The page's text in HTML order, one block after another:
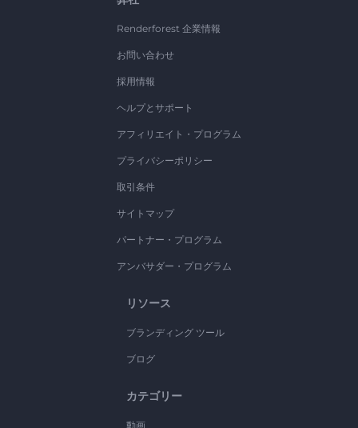
Renderforest 企業情報
お問い合わせ
採用情報
ヘルプとサポート
アフィリエイト・プログラム
プライバシーポリシー
取引条件
サイトマップ
パートナー・プログラム
アンバサダー・プログラム
リソース
ブランディング ツール
ブログ
カテゴリー
動画